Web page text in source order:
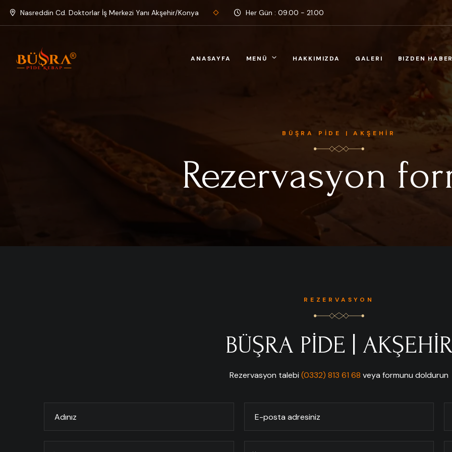
Nasreddin Cd. Doktorlar İş Merkezi Yanı Akşehir/Konya Her Gün : 09.00 - 21.00
ANASAYFA MENÜ HAKKIMIZDA GALERI BIZDEN
BÜŞRA PİDE | AKŞEHİR
Rezervasyon
REZERVASYON
BÜŞRA PİDE |
Rezervasyon talebi (0332) 813 61 68 veya formunu doldurun